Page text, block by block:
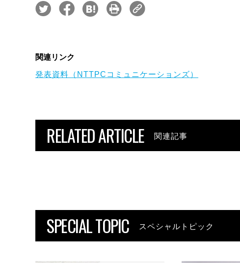
関連リンク
発表資料（NTTPCコミュニケーションズ）
RELATED ARTICLE 関連記事
SPECIAL TOPIC スペシャルトピック